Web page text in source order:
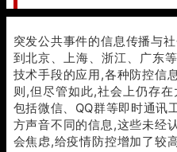
突发公共事件的信息传播与
到北京、上海、浙江、广东
技术手段的应用,各种防控信
则,但尽管如此,社会上仍存
包括微信、QQ群等即时通讯
方声音不同的信息,这些未经
会焦虑,给疫情防控增加了较